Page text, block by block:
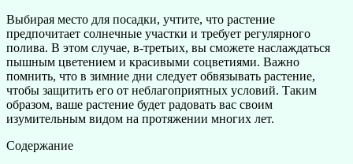
Выбирая место для посадки, учтите, что растение
предпочитает солнечные участки и требует регулярного
полива. В этом случае, в-третьих, вы сможете наслаждаться
пышным цветением и красивыми соцветиями. Важно
помнить, что в зимние дни следует обвязывать растение,
чтобы защитить его от неблагоприятных условий. Таким
образом, ваше растение будет радовать вас своим
изумительным видом на протяжении многих лет.
Содержание